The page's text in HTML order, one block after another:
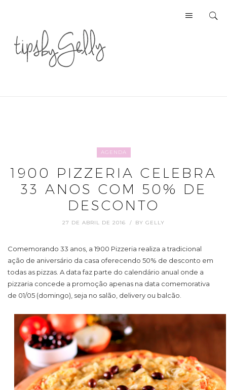
AGENDA
1900 PIZZERIA CELEBRA
33 ANOS COM 50% DE
DESCONTO
27 DE ABRIL DE 2016 BY GELLY
Comemorando 33 anos, a 1900 Pizzeria realiza a tradicional
ação de aniversário da casa oferecendo 50% de desconto em
todas as pizzas. A data faz parte do calendário anual onde a
pizzaria concede a promoção apenas na data comemorativa
de 01/05 (domingo), seja no salão, delivery ou balcão.